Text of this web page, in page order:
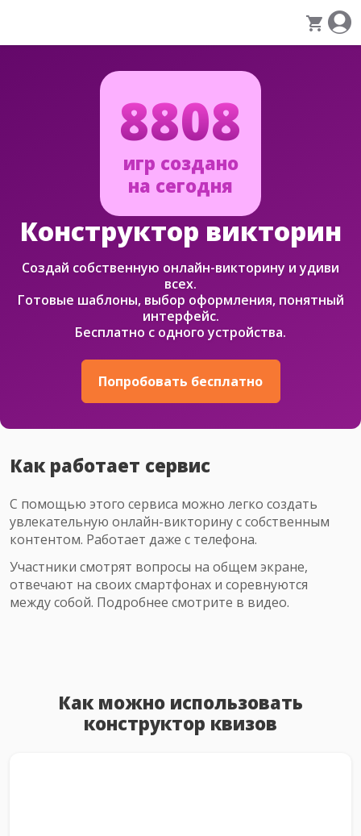
Конструктор викторин
Создай собственную онлайн-викторину и удиви
всех.
Готовые шаблоны, выбор оформления, понятный
интерфейс.
Бесплатно с одного устройства.
Попробовать бесплатно
8808
игр создано
на сегодня
Как работает сервис
С помощью этого сервиса можно легко создать
увлекательную онлайн-викторину с собственным
контентом. Работает даже с телефона.
Участники смотрят вопросы на общем экране,
отвечают на своих смартфонах и соревнуются
между собой. Подробнее смотрите в видео.
Как можно использовать
конструктор квизов